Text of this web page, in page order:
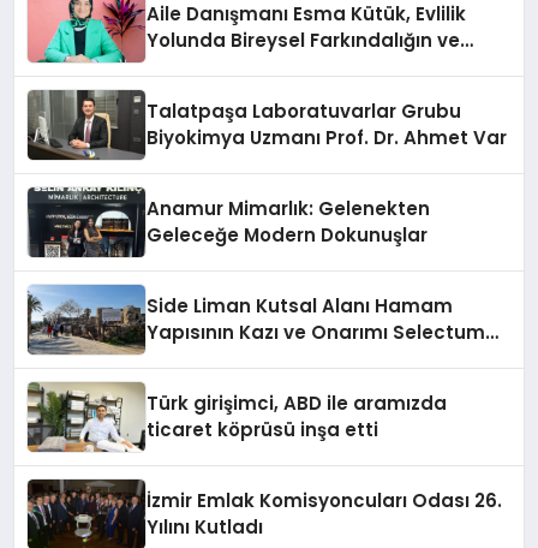
Aile Danışmanı Esma Kütük, Evlilik
Yolunda Bireysel Farkındalığın ve
Talatpaşa Laboratuvarlar Grubu
Biyokimya Uzmanı Prof. Dr. Ahmet Var
Anamur Mimarlık: Gelenekten
Geleceğe Modern Dokunuşlar
Side Liman Kutsal Alanı Hamam
Yapısının Kazı ve Onarımı Selectum
Türk girişimci, ABD ile aramızda
ticaret köprüsü inşa etti
İzmir Emlak Komisyoncuları Odası 26.
Yılını Kutladı